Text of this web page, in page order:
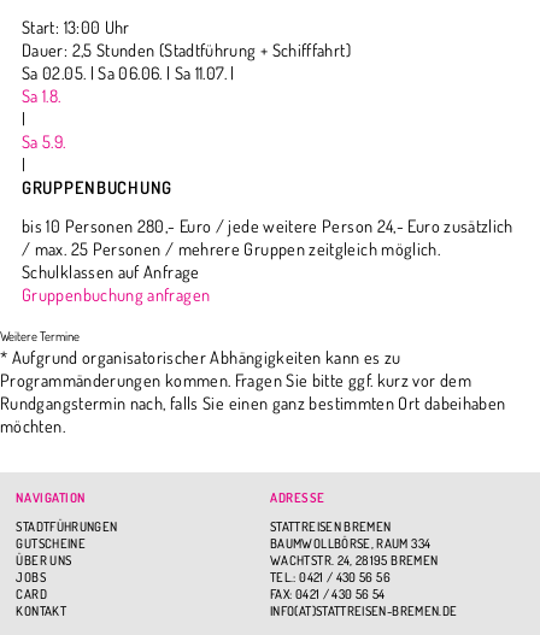
Start: 13:00 Uhr
Dauer: 2,5 Stunden (Stadtführung + Schifffahrt)
Sa 02.05. | Sa 06.06. | Sa 11.07. |
Sa 1.8.
|
Sa 5.9.
|
GRUPPENBUCHUNG
bis 10 Personen 280,- Euro / jede weitere Person 24,- Euro zusätzlich
/ max. 25 Personen / mehrere Gruppen zeitgleich möglich.
Schulklassen auf Anfrage
Gruppenbuchung anfragen
* Aufgrund organisatorischer Abhängigkeiten kann es zu
Programmänderungen kommen. Fragen Sie bitte ggf. kurz vor dem
Rundgangstermin nach, falls Sie einen ganz bestimmten Ort dabeihaben
möchten.
NAVIGATION
STADTFÜHRUNGEN
GUTSCHEINE
ÜBER UNS
JOBS
CARD
KONTAKT
ADRESSE
STATTREISEN BREMEN
BAUMWOLLBÖRSE, RAUM 334
WACHTSTR. 24, 28195 BREMEN
TEL.: 0421 / 430 56 56
FAX: 0421 / 430 56 54
INFO(AT)STATTREISEN-BREMEN.DE